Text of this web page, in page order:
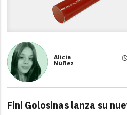
Alicia
Núñez
Fini Golosinas lanza su